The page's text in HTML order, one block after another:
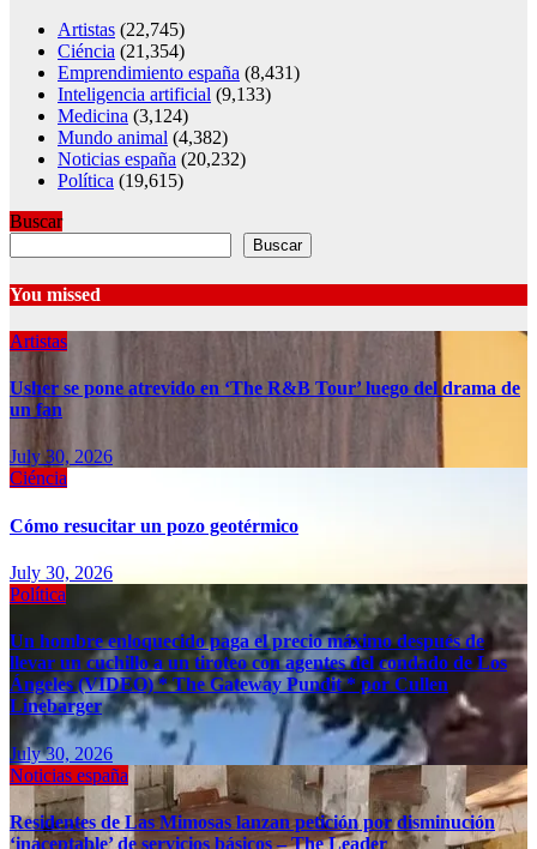
Artistas (22,745)
Ciéncia (21,354)
Emprendimiento españa (8,431)
Inteligencia artificial (9,133)
Medicina (3,124)
Mundo animal (4,382)
Noticias españa (20,232)
Política (19,615)
Buscar
Buscar
You missed
Artistas
Usher se pone atrevido en ‘The R&B Tour’ luego del drama de
un fan
July 30, 2026
Ciéncia
Cómo resucitar un pozo geotérmico
July 30, 2026
Política
Un hombre enloquecido paga el precio máximo después de
llevar un cuchillo a un tiroteo con agentes del condado de Los
Ángeles (VIDEO) * The Gateway Pundit * por Cullen
Linebarger
July 30, 2026
Noticias españa
Residentes de Las Mimosas lanzan petición por disminución
‘inaceptable’ de servicios básicos – The Leader